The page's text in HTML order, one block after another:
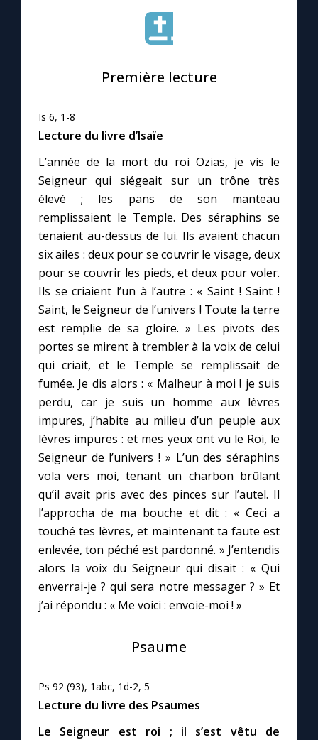
Le site internet
Questions-réponses
Prier au quotidien
Avec Thérèse de Lisieux
L'Évangile chaque jour
Les premiers samedis du mois
Marie qui défait les nœuds
Me consacrer à Jésus par Marie
Mes intentions de prière
Une Minute avec Marie
Une neuvaine
À la une
1000 Raisons de Croire
Chapelet pour le monde
Contact
Première lecture
Is 6, 1-8
Lecture du livre d’Isaïe
L’année de la mort du roi Ozias, je vis le
Seigneur qui siégeait sur un trône très
élevé ; les pans de son manteau
remplissaient le Temple. Des séraphins se
tenaient au-dessus de lui. Ils avaient chacun
six ailes : deux pour se couvrir le visage, deux
pour se couvrir les pieds, et deux pour voler.
Ils se criaient l’un à l’autre : « Saint ! Saint !
Saint, le Seigneur de l’univers ! Toute la terre
est remplie de sa gloire. » Les pivots des
portes se mirent à trembler à la voix de celui
qui criait, et le Temple se remplissait de
fumée. Je dis alors : « Malheur à moi ! je suis
perdu, car je suis un homme aux lèvres
impures, j’habite au milieu d’un peuple aux
lèvres impures : et mes yeux ont vu le Roi, le
Seigneur de l’univers ! » L’un des séraphins
vola vers moi, tenant un charbon brûlant
qu’il avait pris avec des pinces sur l’autel. Il
l’approcha de ma bouche et dit : « Ceci a
touché tes lèvres, et maintenant ta faute est
enlevée, ton péché est pardonné. » J’entendis
alors la voix du Seigneur qui disait : « Qui
enverrai-je ? qui sera notre messager ? » Et
j’ai répondu : « Me voici : envoie-moi ! »
Psaume
Ps 92 (93), 1abc, 1d-2, 5
Lecture du livre des Psaumes
Le Seigneur est roi ; il s’est vêtu de